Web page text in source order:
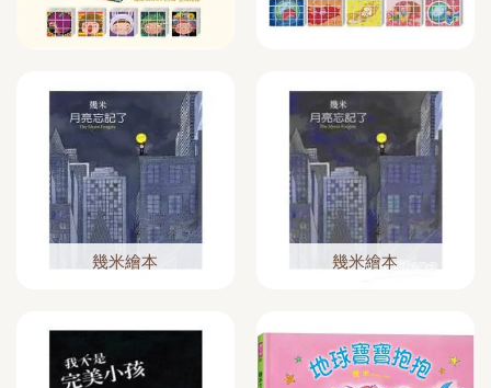
幾米繪本 幾米繪本